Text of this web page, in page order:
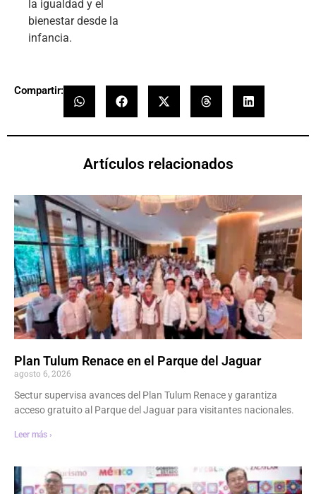
la igualdad y el
bienestar desde la
infancia.
Compartir:
Artículos relacionados
Plan Tulum Renace en el Parque del Jaguar
agosto 6, 2026
Sectur supervisa avances del Plan Tulum Renace y garantiza
acceso gratuito al Parque del Jaguar para visitantes nacionales.
Leer más ›